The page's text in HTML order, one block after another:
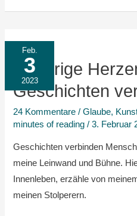
Feb.
3
2023
Hungrige
Geschichten
24 Kommentare /Glaube,
minutes of reading /3. Februar
Geschichten verbinden
meine Leinwand und Bühne.
Innenleben, erzähle von
meinen Stolperern.
Hungrige
Herzen
Geschichten
verbinden